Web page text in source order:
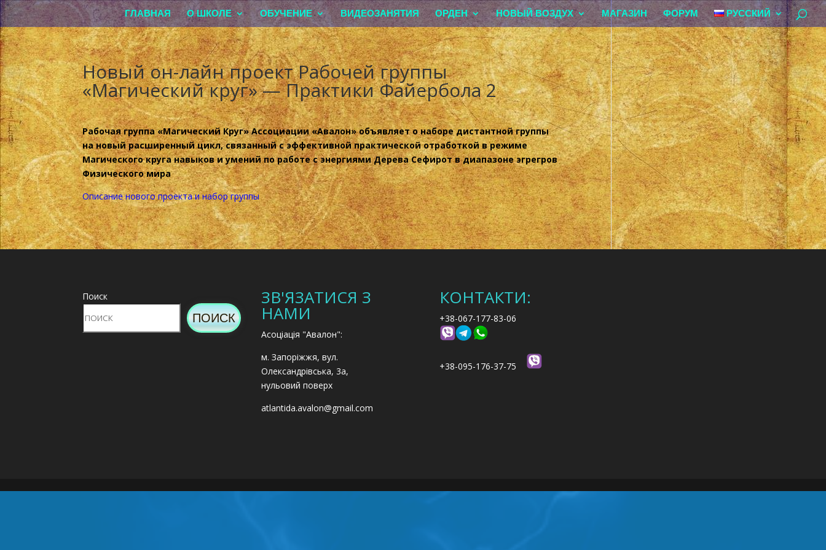
ГЛАВНАЯ О ШКОЛЕ ОБУЧЕНИЕ ВИДЕОЗАНЯТИЯ ОРДЕН НОВЫЙ ВОЗДУХ МАГАЗИН ФОРУМ РУССКИЙ
Новый он-лайн проект Рабочей группы
«Магический круг» — Практики Файербола 2
Рабочая группа «Магический Круг» Ассоциации «Авалон» объявляет о наборе дистантной группы
на новый расширенный цикл, связанный с эффективной практической отработкой в режиме
Магического круга навыков и умений по работе с энергиями Дерева Сефирот в диапазоне эгрегров
Физического мира
Описание нового проекта и набор группы
Поиск
ПОИСК
ЗВ'ЯЗАТИСЯ З
НАМИ
Асоціація "Авалон":
м. Запоріжжя, вул.
Олександрівська, 3а,
нульовий поверх
atlantida.avalon@gmail.com
КОНТАКТИ:
+38-067-177-83-06
+38-095-176-37-75